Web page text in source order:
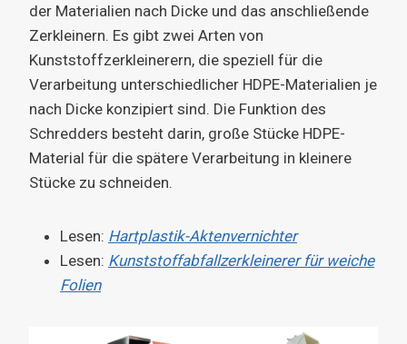
der Materialien nach Dicke und das anschließende
Zerkleinern. Es gibt zwei Arten von
Kunststoffzerkleinerern, die speziell für die
Verarbeitung unterschiedlicher HDPE-Materialien je
nach Dicke konzipiert sind. Die Funktion des
Schredders besteht darin, große Stücke HDPE-
Material für die spätere Verarbeitung in kleinere
Stücke zu schneiden.
Lesen: Hartplastik-Aktenvernichter
Lesen: Kunststoffabfallzerkleinerer für weiche
Folien